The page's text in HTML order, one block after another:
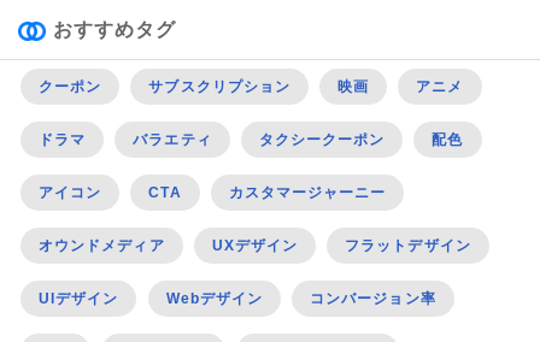
おすすめタグ
クーポン サブスクリプション 映画 アニメ
ドラマ バラエティ タクシークーポン 配色
アイコン CTA カスタマージャーニー
オウンドメディア UXデザイン フラットデザイン
UIデザイン Webデザイン コンバージョン率